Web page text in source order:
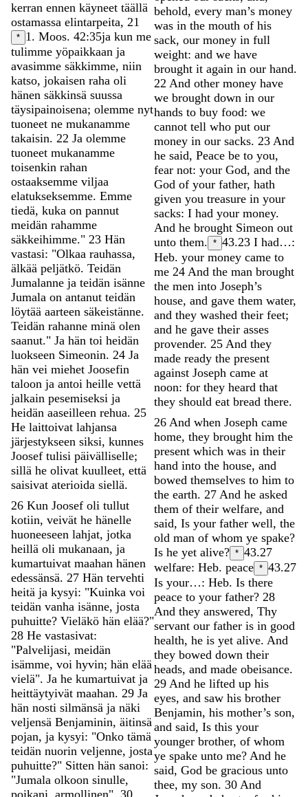
kerran ennen käyneet täällä
ostamassa elintarpeita, 21
* 1. Moos. 42:35ja kun me
tulimme yöpaikkaan ja
avasimme säkkimme, niin
katso, jokaisen raha oli
hänen säkkinsä suussa
täysipainoisena; olemme nyt
tuoneet ne mukanamme
takaisin. 22 Ja olemme
tuoneet mukanamme
toisenkin rahan
ostaaksemme viljaa
elatukseksemme. Emme
tiedä, kuka on pannut
meidän rahamme
säkkeihimme." 23 Hän
vastasi: "Olkaa rauhassa,
älkää peljätkö. Teidän
Jumalanne ja teidän isänne
Jumala on antanut teidän
löytää aarteen säkeistänne.
Teidän rahanne minä olen
saanut." Ja hän toi heidän
luokseen Simeonin. 24 Ja
hän vei miehet Joosefin
taloon ja antoi heille vettä
jalkain pesemiseksi ja
heidän aaseilleen rehua. 25
He laittoivat lahjansa
järjestykseen siksi, kunnes
Joosef tulisi päivälliselle;
sillä he olivat kuulleet, että
saisivat aterioida siellä.
26 Kun Joosef oli tullut
kotiin, veivät he hänelle
huoneeseen lahjat, jotka
heillä oli mukanaan, ja
kumartuivat maahan hänen
edessänsä. 27 Hän tervehti
heitä ja kysyi: "Kuinka voi
teidän vanha isänne, josta
puhuitte? Vieläkö hän elää?"
28 He vastasivat:
"Palvelijasi, meidän
isämme, voi hyvin; hän elää
vielä". Ja he kumartuivat ja
heittäytyivät maahan. 29 Ja
hän nosti silmänsä ja näki
veljensä Benjaminin, äitinsä
pojan, ja kysyi: "Onko tämä
teidän nuorin veljenne, josta
puhuitte?" Sitten hän sanoi:
"Jumala olkoon sinulle,
poikani, armollinen". 30
behold, every man’s money
was in the mouth of his
sack, our money in full
weight: and we have
brought it again in our hand.
22 And other money have
we brought down in our
hands to buy food: we
cannot tell who put our
money in our sacks. 23 And
he said, Peace be to you,
fear not: your God, and the
God of your father, hath
given you treasure in your
sacks: I had your money.
And he brought Simeon out
unto them. * 43.23 I had…:
Heb. your money came to
me 24 And the man brought
the men into Joseph’s
house, and gave them water,
and they washed their feet;
and he gave their asses
provender. 25 And they
made ready the present
against Joseph came at
noon: for they heard that
they should eat bread there.
26 And when Joseph came
home, they brought him the
present which was in their
hand into the house, and
bowed themselves to him to
the earth. 27 And he asked
them of their welfare, and
said, Is your father well, the
old man of whom ye spake?
Is he yet alive? * 43.27
welfare: Heb. peace * 43.27
Is your…: Heb. Is there
peace to your father? 28
And they answered, Thy
servant our father is in good
health, he is yet alive. And
they bowed down their
heads, and made obeisance.
29 And he lifted up his
eyes, and saw his brother
Benjamin, his mother’s son,
and said, Is this your
younger brother, of whom
ye spake unto me? And he
said, God be gracious unto
thee, my son. 30 And